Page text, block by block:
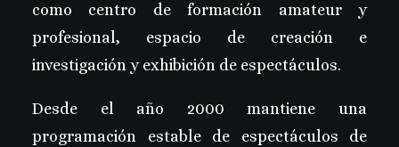
como centro de formación amateur y
profesional, espacio de creación e
investigación y exhibición de espectáculos.
Desde el año 2000 mantiene una
programación estable de espectáculos de